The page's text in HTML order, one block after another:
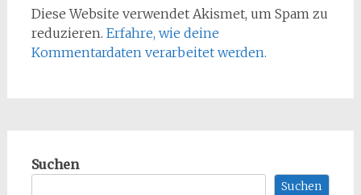
Diese Website verwendet Akismet, um Spam zu
reduzieren. Erfahre, wie deine
Kommentardaten verarbeitet werden.
Suchen
Suchen